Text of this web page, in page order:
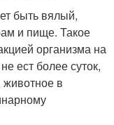
быть вялый,
и пище. Такое
организма на
ест более суток,
животное в